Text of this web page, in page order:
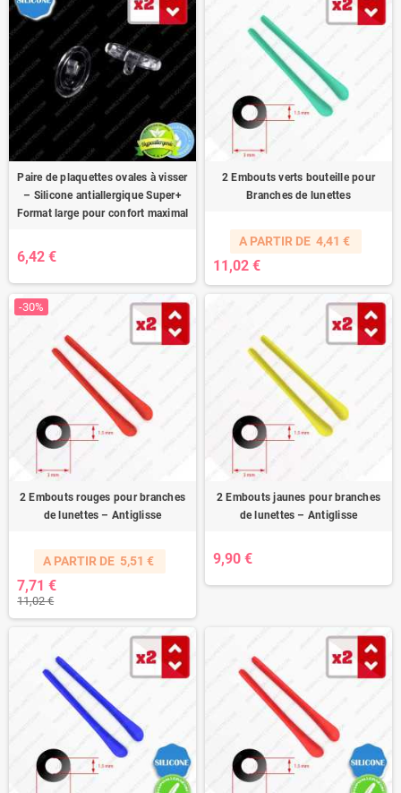
Paire de plaquettes ovales à visser
– Silicone antiallergique Super+
Format large pour confort maximal
6,42 €
2 Embouts verts bouteille pour
Branches de lunettes
A PARTIR DE 4,41 €
11,02 €
-30%
2 Embouts rouges pour branches
de lunettes – Antiglisse
A PARTIR DE 5,51 €
7,71 €
11,02 €
2 Embouts jaunes pour branches
de lunettes – Antiglisse
9,90 €